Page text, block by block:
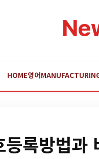
HOME영어
등록방법과